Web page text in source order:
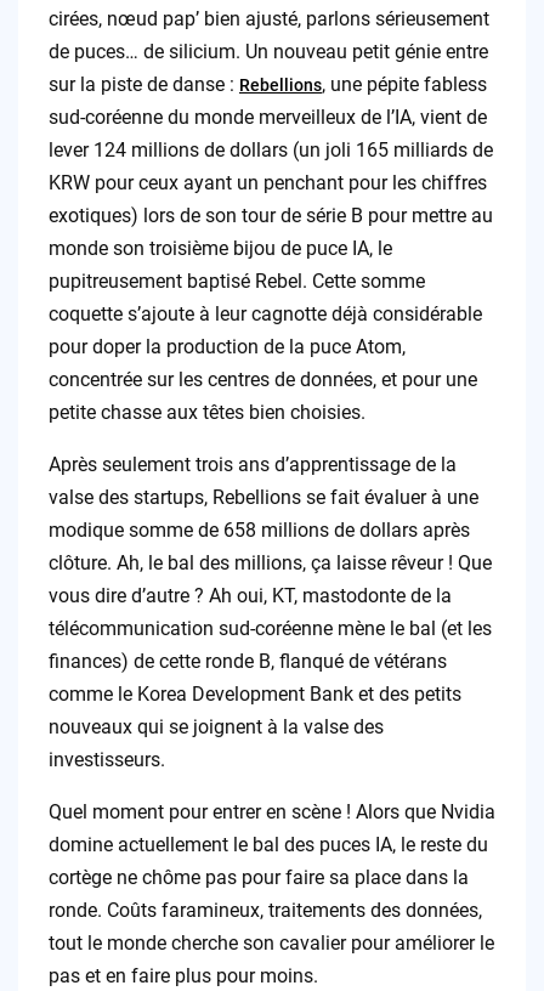
cirées, nœud pap’ bien ajusté, parlons sérieusement
de puces… de silicium. Un nouveau petit génie entre
sur la piste de danse : Rebellions, une pépite fabless
sud-coréenne du monde merveilleux de l’IA, vient de
lever 124 millions de dollars (un joli 165 milliards de
KRW pour ceux ayant un penchant pour les chiffres
exotiques) lors de son tour de série B pour mettre au
monde son troisième bijou de puce IA, le
pupitreusement baptisé Rebel. Cette somme
coquette s’ajoute à leur cagnotte déjà considérable
pour doper la production de la puce Atom,
concentrée sur les centres de données, et pour une
petite chasse aux têtes bien choisies.
Après seulement trois ans d’apprentissage de la
valse des startups, Rebellions se fait évaluer à une
modique somme de 658 millions de dollars après
clôture. Ah, le bal des millions, ça laisse rêveur ! Que
vous dire d’autre ? Ah oui, KT, mastodonte de la
télécommunication sud-coréenne mène le bal (et les
finances) de cette ronde B, flanqué de vétérans
comme le Korea Development Bank et des petits
nouveaux qui se joignent à la valse des
investisseurs.
Quel moment pour entrer en scène ! Alors que Nvidia
domine actuellement le bal des puces IA, le reste du
cortège ne chôme pas pour faire sa place dans la
ronde. Coûts faramineux, traitements des données,
tout le monde cherche son cavalier pour améliorer le
pas et en faire plus pour moins.